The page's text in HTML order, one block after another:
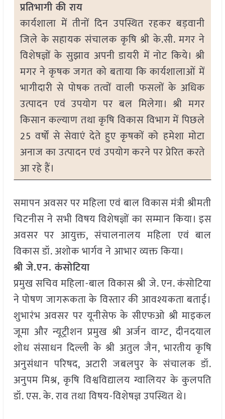
प्रतिभागी की राय
कार्यशाला में तीनों दिन उपस्थित रहकर बड़वानी
जिले के सहायक संचालक कृषि श्री के.सी. मगर ने
विशेषज्ञों के सुझाव अपनी डायरी में नोट किये। श्री
मगर ने कृषक जगत को बताया कि कार्यशालाओं में
भागीदारी से पोषक तत्वों वाली फसलों के अधिक
उत्पादन एवं उपयोग पर बल मिलेगा। श्री मगर
किसान कल्याण तथा कृषि विकास विभाग में पिछले
25 वर्षों से सेवाएं देते हुए कृषकों को हमेशा मोटा
अनाज का उत्पादन एवं उपयोग करने पर प्रेरित करते
आ रहे हैं।
समापन अवसर पर महिला एवं बाल विकास मंत्री श्रीमती
चिटनीस ने सभी विषय विशेषज्ञों का सम्मान किया। इस
अवसर पर आयुक्त, संचालनालय महिला एवं बाल
विकास डॉ. अशोक भार्गव ने आभार व्यक्त किया।
श्री जे.एन. कंसोटिया
प्रमुख सचिव महिला-बाल विकास श्री जे. एन. कंसोटिया
ने पोषण जागरूकता के विस्तार की आवश्यकता बताई।
शुभारंभ अवसर पर यूनीसेफ के सीएफओ श्री माइकल
जूमा और न्यूट्रीशन प्रमुख श्री अर्जन वाग्ट, दीनदयाल
शोध संसाधन दिल्ली के श्री अतुल जैन, भारतीय कृषि
अनुसंधान परिषद, अटारी जबलपुर के संचालक डॉ.
अनुपम मिश्र, कृषि विश्वविद्यालय ग्वालियर के कुलपति
डॉ. एस. के. राव तथा विषय-विशेषज्ञ उपस्थित थे।